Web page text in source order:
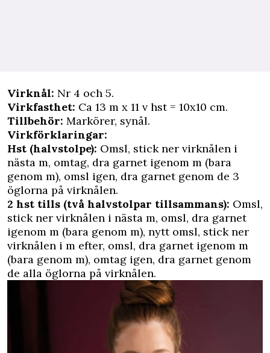
Virknål: Nr 4 och 5.
Virkfasthet: Ca 13 m x 11 v hst = 10x10 cm.
Tillbehör: Markörer, synål.
Virkförklaringar:
Hst (halvstolpe): Omsl, stick ner virknålen i
nästa m, omtag, dra garnet igenom m (bara
genom m), omsl igen, dra garnet genom de 3
öglorna på virknålen.
2 hst tills (två halvstolpar tillsammans): Omsl,
stick ner virknålen i nästa m, omsl, dra garnet
igenom m (bara genom m), nytt omsl, stick ner
virknålen i m efter, omsl, dra garnet igenom m
(bara genom m), omtag igen, dra garnet genom
de alla öglorna på virknålen.